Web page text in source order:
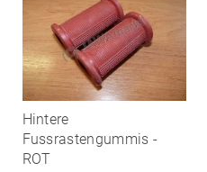
Hintere
Fussrastengummis -
ROT